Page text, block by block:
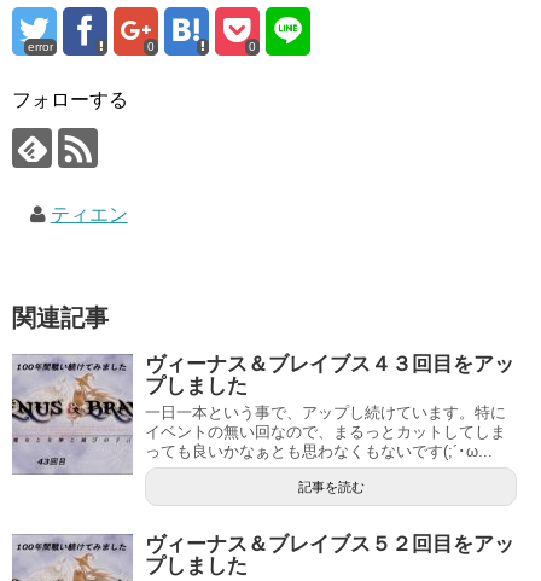
error 0 0
フォローする
ティエン
関連記事
ヴィーナス＆ブレイブス４３回目をアッ
プしました
一日一本という事で、アップし続けています。特に
イベントの無い回なので、まるっとカットしてしま
っても良いかなぁとも思わなくもないです(;´･ω...
記事を読む
ヴィーナス＆ブレイブス５２回目をアッ
プしました